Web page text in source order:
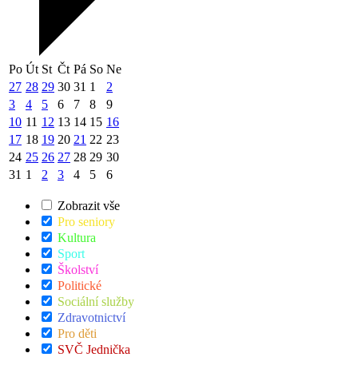
Po Út St Čt Pá So Ne
27 28 29 30 31 1
2
3
4 5 6 7 8
9
10 11 12 13 14 15 16
17 18 19 20 21 22 23
24 25 26 27 28 29 30
31 1 2 3 4 5 6
Zobrazit vše
Pro seniory
Kultura
Sport
Školství
Politické
Sociální služby
Zdravotnictví
Pro děti
SVČ Jednička